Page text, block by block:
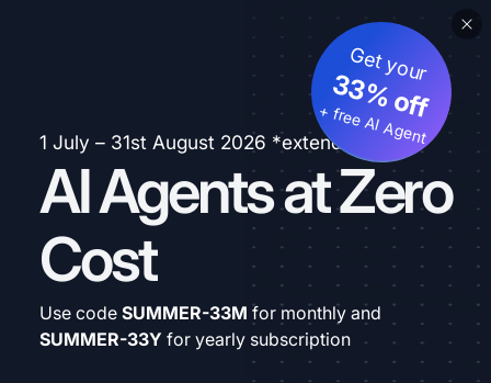
1 July – 31st August 2026 *extended
AI Agents at Zero
Cost
Get your
33% off
+ free AI Agent
Use code SUMMER-33M for monthly and
SUMMER-33Y for yearly subscription